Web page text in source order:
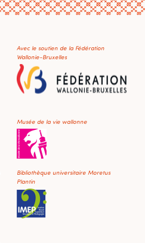
Avec le soutien de la Fédération
Wallonie-Bruxelles
Musée de la vie wallonne
Bibliothèque universitaire Moretus
Plantin